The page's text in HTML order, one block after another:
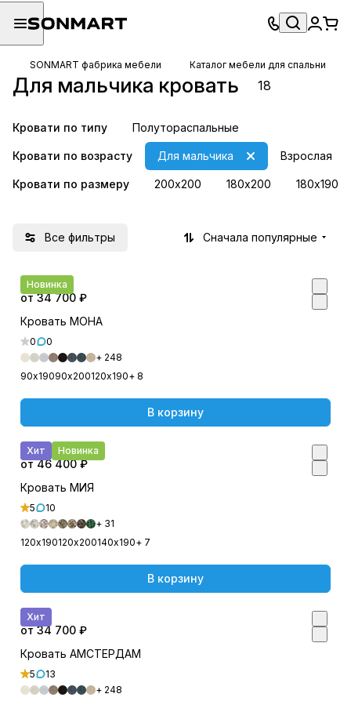
SONMART фабрика мебели Каталог мебели для спальни
Для мальчика кровать 18
Кровати по типу Полутораспальные
Кровати по возрасту Взрослая
Для мальчика
Кровати по размеру 200х200 180х200 180х190
Все фильтры Сначала популярные
Новинка
от 34 700 ₽
Кровать МОНА
0
0
+ 248
90х19090х200120х190+ 8
В корзину
Хит Новинка
от 46 400 ₽
Кровать МИЯ
5
10
+ 31
120х190120х200140х190+ 7
В корзину
Хит
от 34 700 ₽
Кровать АМСТЕРДАМ
5
13
+ 248